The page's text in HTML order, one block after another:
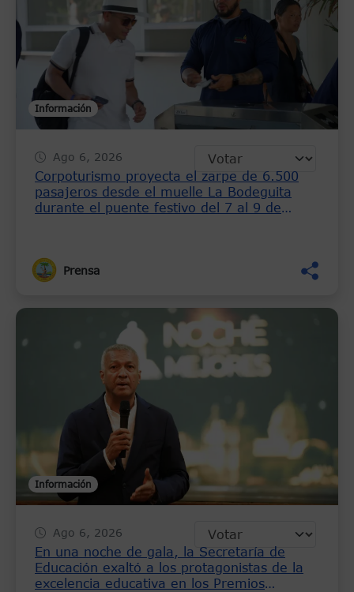
Información
Ago 6, 2026
Corpoturismo proyecta el zarpe de 6.500
pasajeros desde el muelle La Bodeguita
durante el puente festivo del 7 al 9 de
Prensa
Información
Ago 6, 2026
En una noche de gala, la Secretaría de
Educación exaltó a los protagonistas de la
excelencia educativa en los Premios